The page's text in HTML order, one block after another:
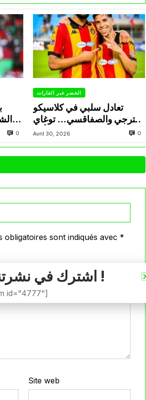
0
الخضر عبر القارات
تعادل سلبي في كلاسيكو
الترجي والصفاقسي… توغاي
يهدر ركلة جزاء وبوعالية يتألق
Avril 30, 2026 0
obligatoires sont indiqués avec *
Site web
اشترك في نشرتنا الإخبارية !
id="4777"]